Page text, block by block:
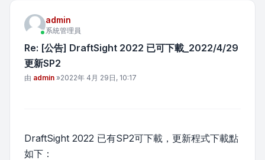
admin
系統管理員
Re: [公告] DraftSight 2022 已可下載_2022/4/29
更新SP2
文章
由 admin »2022年 4月 29日, 10:17
DraftSight 2022 已有SP2可下載，更新程式下載點
如下：